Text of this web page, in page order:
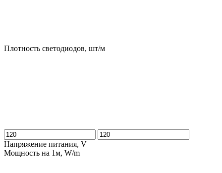
Плотность светодиодов, шт/м
Напряжение питания, V
Мощность на 1м, W/m